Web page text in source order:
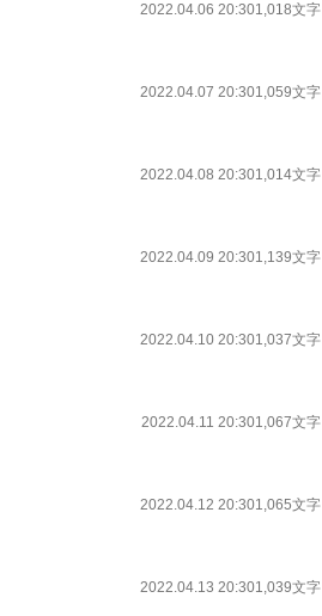
2022.04.06 20:301,018文字
2022.04.07 20:301,059文字
2022.04.08 20:301,014文字
2022.04.09 20:301,139文字
2022.04.10 20:301,037文字
2022.04.11 20:301,067文字
2022.04.12 20:301,065文字
2022.04.13 20:301,039文字